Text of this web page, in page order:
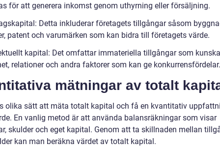
för att generera inkomst genom uthyrning eller försäljning.
Detta inkluderar företagets tillgångar såsom
patent och varumärken som kan bidra till företagets värde.
kapital: Det omfattar immateriella tillgångar som
relationer och andra faktorer som kan ge konkurrensfördelar.
mätningar av totalt
olika sätt att mäta totalt kapital och få en kvantitativ
En vanlig metod är att använda balansräkningar som visar
skulder och eget kapital. Genom att ta skillnaden mellan
kan man beräkna värdet av totalt kapital.